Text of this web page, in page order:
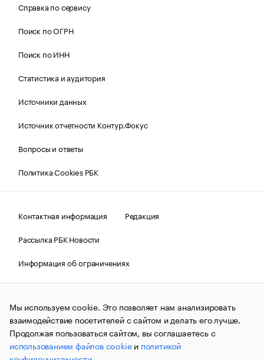
Справка по сервису
Поиск по ОГРН
Поиск по ИНН
Статистика и аудитория
Источники данных
Источник отчетности Контур.Фокус
Вопросы и ответы
Политика Cookies РБК
Контактная информация
Редакция
Рассылка РБК Новости
Информация об ограничениях
Правовая информация
О соблюдении авторских прав
© АО «РОСБИЗНЕСКОНСАЛТИНГ»,1995–2026.Сообщения
и материалы информационного агентства «РБК»
(зарегистрировано Федеральной службой по надзору в сфере
связи, информационных технологий и массовых
коммуникаций (Роскомнадзор) 09.12.2015 за номером ИА
№ФС77-63848) сопровождаются пометкой «РБК». Отдельные
Мы используем cookie. Это позволяет нам анализировать
взаимодействие посетителей с сайтом и делать его лучше.
Продолжая пользоваться сайтом, вы соглашаетесь с
использованием файлов cookieи политикой